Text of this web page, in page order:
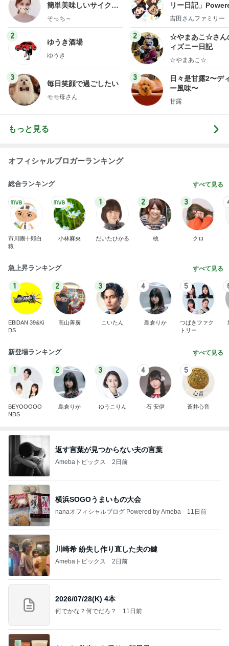
簡単美味しいサイクル
献立
そっち～
2
ゆうき酒場
ゆうき
3
毎日笑顔で過ごしたい
モモ母さん
リー日記」
y Ameba 吉田さ
ログ
吉田さんファミリー
2
☆やまあこ☆さん
ィズニー日記
☆やまあこ☆
3
日々是甘露2〜デ
ー風味〜
甘露
もっと見る
オフィシャルブロガーランキング
総合ランキング すべて見る
市川團十郎白
猿
小林麻央
1
だいたひかる
2
桃
3
クロ
急上昇ランキング すべて見る
1
EBiDAN 39&Ki
DS
2
高山善廣
3
こいたん
4
島倉りか
5
つばきファク
トリー
新登場ランキング すべて見る
1
BEYOOOOO
NDS
2
島倉りか
3
ゆうこりん
4
石 安伊
5
蒼井心音
返す言葉が見つからない夫の言葉
Amebaトピックス 2日前
横浜SOGOうまいもの大会
nanaオフィシャルブログ Powered by Ameba 11日前
川崎希 紛失し作り直した夫の鍵
Amebaトピックス 2日前
2026/07/28(K) 4本
何でかな？何でだろ？ 11日前